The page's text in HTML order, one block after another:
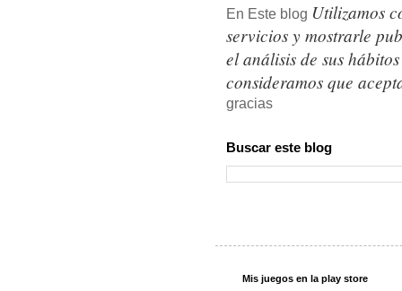
En Este blog Utilizamos
servicios y mostrarle
el análisis de sus
consideramos que
gracias
Buscar este blog
Mis juegos en la play store